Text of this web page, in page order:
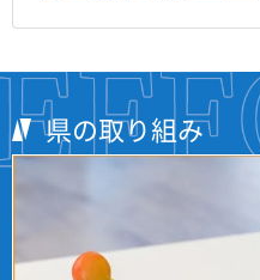
県の取り組み